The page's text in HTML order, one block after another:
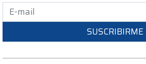
SUSCRIBIRME